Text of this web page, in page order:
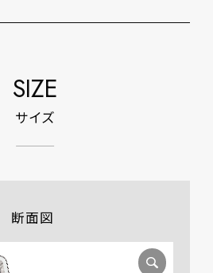
SIZE
サイズ
断面図